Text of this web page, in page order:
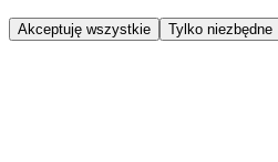
Akceptuję wszystkie Tylko niezbędne